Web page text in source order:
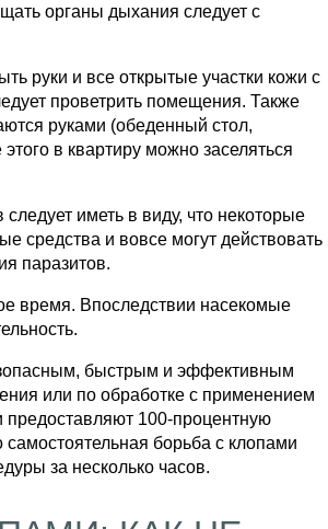
органы дыхания следует с
руки и все открытые участки кожи с
проветрить помещения. Также
руками (обеденный стол,
в квартиру можно заселяться
иметь в виду, что некоторые
средства и вовсе могут действовать
паразитов.
время. Впоследствии насекомые
быстрым и эффективным
или по обработке с применением
предоставляют 100-процентную
борьба с клопами
за несколько часов.